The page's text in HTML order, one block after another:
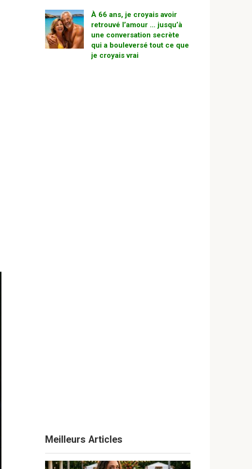
À 66 ans, je croyais avoir
retrouvé l’amour … jusqu’à
une conversation secrète
qui a bouleversé tout ce que
je croyais vrai
Meilleurs Articles